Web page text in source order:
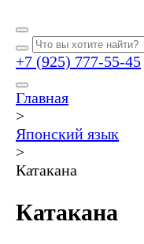
+7 (925) 777-55-45
Главная
>
Японский язык
>
Катакана
Катакана